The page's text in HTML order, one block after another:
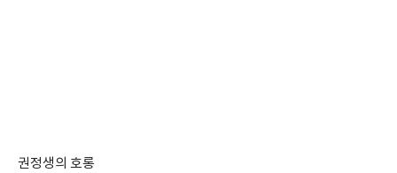
권정생의 호롱